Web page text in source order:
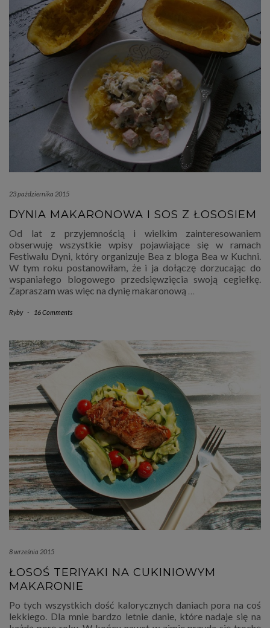
23 października 2015
DYNIA MAKARONOWA I SOS Z ŁOSOSIEM
Od lat z przyjemnością i wielkim zainteresowaniem
obserwuję wszystkie wpisy pojawiające się w ramach
Festiwalu Dyni, który organizuje Bea z bloga Bea w Kuchni.
W tym roku postanowiłam, że i ja dołączę dorzucając do
wspaniałego blogowego przedsięwzięcia swoją cegiełkę.
Zapraszam was więc na dynię makaronową …
Ryby - 16 Comments
8 września 2015
ŁOSOŚ TERIYAKI NA CUKINIOWYM
MAKARONIE
Po tych wszystkich dość kalorycznych daniach pora na coś
lekkiego. Dla mnie bardzo letnie danie, które nadaje się na